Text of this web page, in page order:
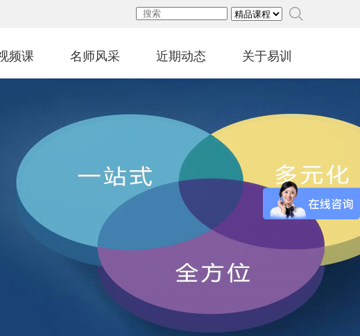
频课 名师风采 近期动态 关于易训